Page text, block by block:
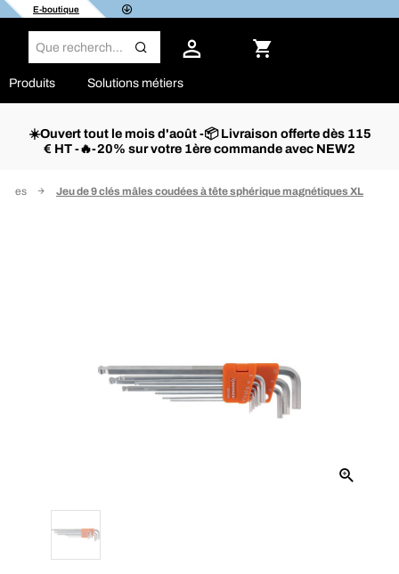
E-boutique
Produits Solutions métiers
☀️Ouvert tout le mois d'août -📦 Livraison offerte dès 115
€ HT -🔥-20% sur votre 1ère commande avec NEW2
Jeu de 9 clés mâles coudées à tête sphérique magnétiques XL